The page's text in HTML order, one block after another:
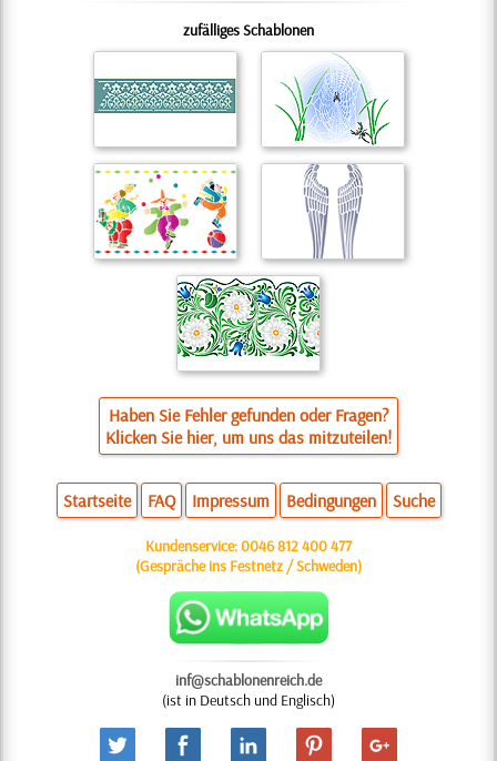
zufälliges Schablonen
Haben Sie Fehler gefunden oder Fragen?
Klicken Sie hier, um uns das mitzuteilen!
Startseite FAQ Impressum Bedingungen Suche
Kundenservice:0046 812 400 477
(Gespräche ins Festnetz / Schweden)
inf@schablonenreich.de
(ist in Deutsch und Englisch)